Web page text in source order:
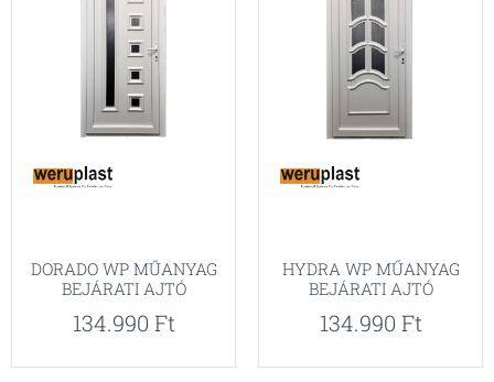
DORADO WP MŰANYAG
BEJÁRATI AJTÓ
134.990 Ft
HYDRA WP MŰANYAG
BEJÁRATI AJTÓ
134.990 Ft